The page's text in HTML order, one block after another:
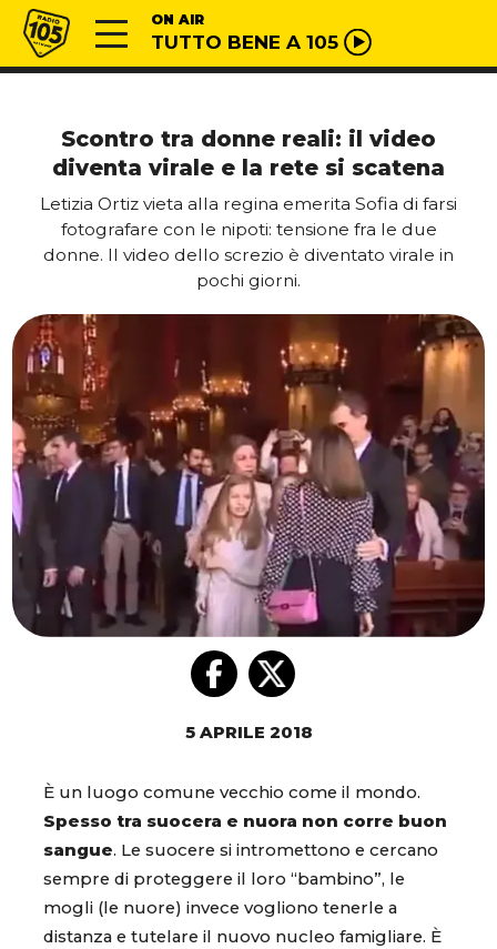
Vai al contenuto
Radio 105 ON AIR
TUTTO BENE A 105
Scontro tra donne reali: il video
diventa virale e la rete si scatena
Letizia Ortiz vieta alla regina emerita Sofia di farsi
fotografare con le nipoti: tensione fra le due
donne. Il video dello screzio è diventato virale in
pochi giorni.
5 APRILE 2018
È un luogo comune vecchio come il mondo.
Spesso tra suocera e nuora non corre buon
sangue. Le suocere si intromettono e cercano
sempre di proteggere il loro “bambino”, le
mogli (le nuore) invece vogliono tenerle a
distanza e tutelare il nuovo nucleo famigliare. È